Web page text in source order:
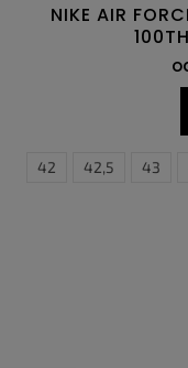
NIKE AIR
42 42,5 43